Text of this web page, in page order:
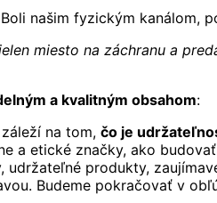
našim fyzickým
miesto na záchranu a
a kvalitným obsahom:
na tom, čo je
a etické značky, ako
udržateľné produkty,
Budeme pokračovať v